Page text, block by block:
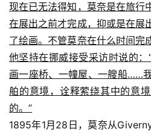
现在已无法得知，莫奈是在旅行
在展出之前才完成，抑或是在展
了绘画。不管莫奈在什么时间完
他坚持在挪威接受采访时说的
画一座桥、一幢屋、一艘船……
舶的意境，诠释萦绕其中的意
的。”
1895年1月28日，莫奈从